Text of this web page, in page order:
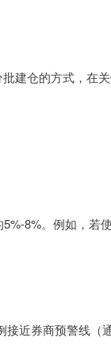
建仓的方式，在
8%。例如，若
近券商预警线（